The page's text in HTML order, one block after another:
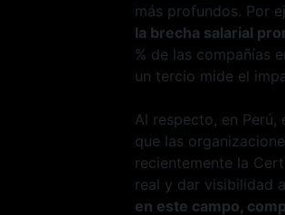
más profundos. Por
la brecha salarial
% de las compañías
un tercio mide el
Al respecto, en
que las
recientemente la
real y dar visibilidad
en este campo,